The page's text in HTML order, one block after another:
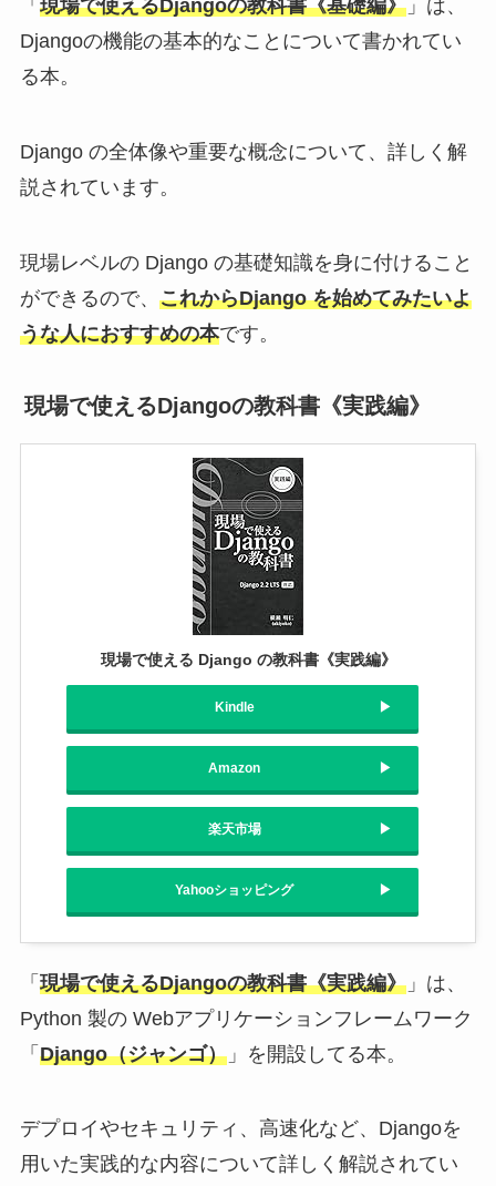
「 現場で使えるDjangoの教科書《基礎編》」は、
Djangoの機能の基本的なことについて書かれてい
る本。
Django の全体像や重要な概念について、詳しく解
説されています。
現場レベルの Django の基礎知識を身に付けること
ができるので、 これからDjango を始めてみたいよ
うな人におすすめの本です。
現場で使えるDjangoの教科書《実践編》
現場で使える Django の教科書《実践編》
Kindle
Amazon
楽天市場
Yahooショッピング
「 現場で使えるDjangoの教科書《実践編》」は、
Python 製の Webアプリケーションフレームワーク
「 Django（ジャンゴ）」を開設してる本。
デプロイやセキュリティ、高速化など、Djangoを
用いた実践的な内容について詳しく解説されてい